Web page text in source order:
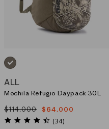
GRIS_(SPWI)
ALL
Mochila Refugio Daypack 30L
Precio
habitual
$114.000
Precio
de
$64.000
4.7
(34)